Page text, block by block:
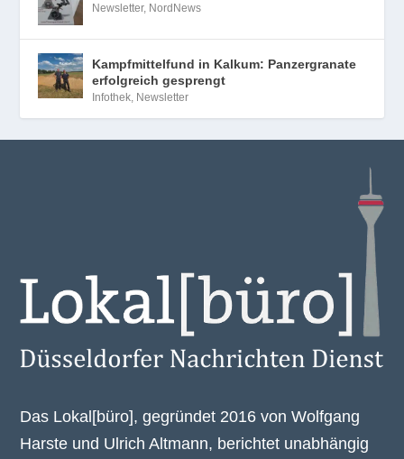
Newsletter, NordNews
Kampfmittelfund in Kalkum: Panzergranate
erfolgreich gesprengt
Infothek Newsletter
Das Lokal[büro], gegründet 2016 von Wolfgang
Harste und Ulrich Altmann, berichtet unabhängig